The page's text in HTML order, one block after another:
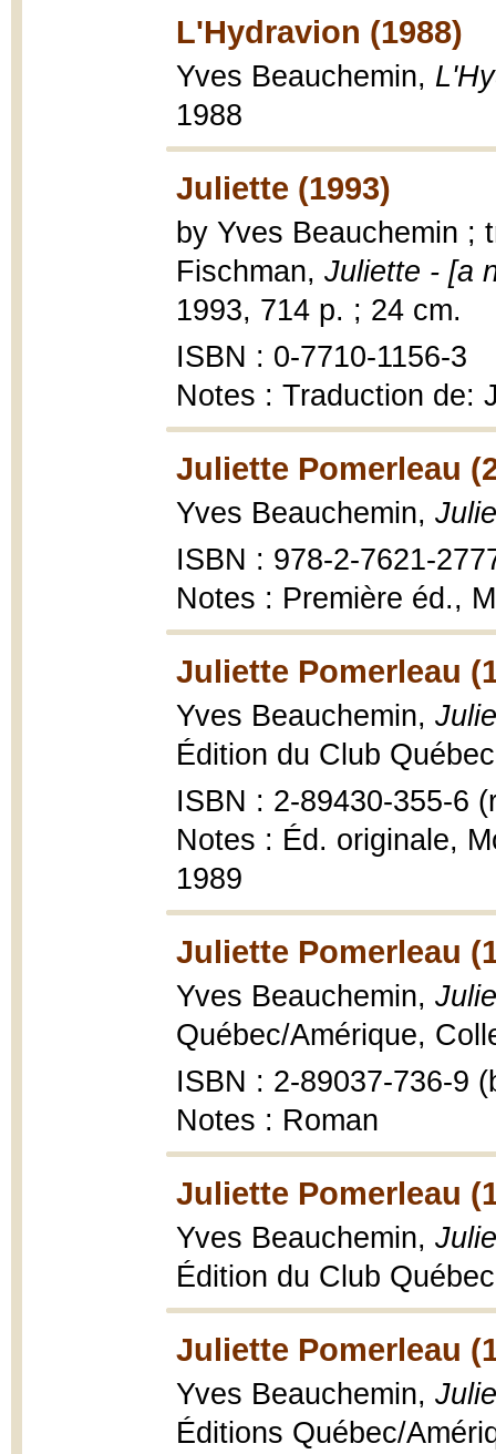
L'Hydravion (1988)
Yves Beauchemin,
1988
Juliette (1993)
by Yves Beauchemin ;
Fischman, Juliette - [a
1993, 714 p. ; 24 cm.
ISBN : 0-7710-1156-3
Notes : Traduction de:
Juliette Pomerleau
Yves Beauchemin,
ISBN : 978-2-7621-
Notes : Première éd.,
Juliette Pomerleau
Yves Beauchemin,
Édition du Club
ISBN : 2-89430-355-6
Notes : Éd. originale,
1989
Juliette Pomerleau
Yves Beauchemin,
Québec/Amérique,
ISBN : 2-89037-736-9
Notes : Roman
Juliette Pomerleau
Yves Beauchemin,
Édition du Club
Juliette Pomerleau
Yves Beauchemin,
Éditions Québec/